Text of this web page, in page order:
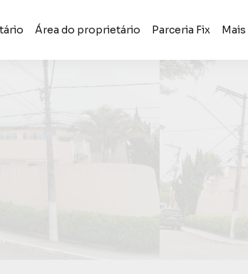
Área do proprietário Parceria Fix Mais